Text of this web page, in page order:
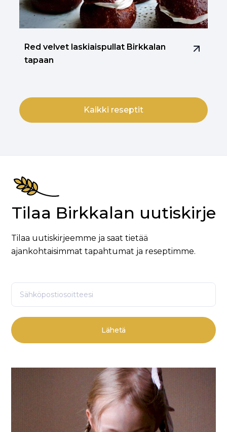
Red velvet laskiaispullat Birkkalan
tapaan
Kaikki reseptit
Tilaa Birkkalan uutiskirje
Tilaa uutiskirjeemme ja saat tietää
ajankohtaisimmat tapahtumat ja reseptimme.